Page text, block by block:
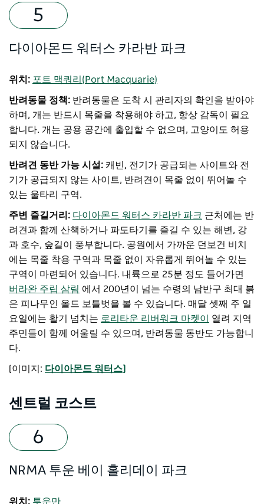
다이아몬드 워터스 카라반 파크
위치: 포트 맥쿼리(Port Macquarie)
반려동물 정책: 반려동물은 도착 시 관리자의 확인을 받아야
하며, 개는 반드시 목줄을 착용해야 하고, 항상 감독이 필요
합니다. 개는 공용 공간에 출입할 수 없으며, 고양이도 허용
되지 않습니다.
반려견 동반 가능 시설: 캐빈, 전기가 공급되는 사이트와 전
기가 공급되지 않는 사이트, 반려견이 목줄 없이 뛰어놀 수
있는 울타리 구역.
주변 즐길거리: 다이아몬드 워터스 카라반 파크 근처에는 반
려견과 함께 산책하거나 파도타기를 즐길 수 있는 해변, 강
과 호수, 숲길이 풍부합니다. 공원에서 가까운 던보건 비치
에는 목줄 착용 구역과 목줄 없이 자유롭게 뛰어놀 수 있는
구역이 마련되어 있습니다. 내륙으로 25분 정도 들어가면
버라완 주립 삼림 에서 200년이 넘는 수령의 남반구 최대 붉
은 피나무인 올드 보틀벗을 볼 수 있습니다. 매달 셋째 주 일
요일에는 활기 넘치는 로리타운 리버워크 마켓이
열려 지역
주민들이 함께 어울릴 수 있으며, 반려동물 동반도 가능합니
다.
[이미지: 다이아몬드 워터스]
센트럴 코스트
NRMA 투운 베이 홀리데이 파크
위치: 투운만